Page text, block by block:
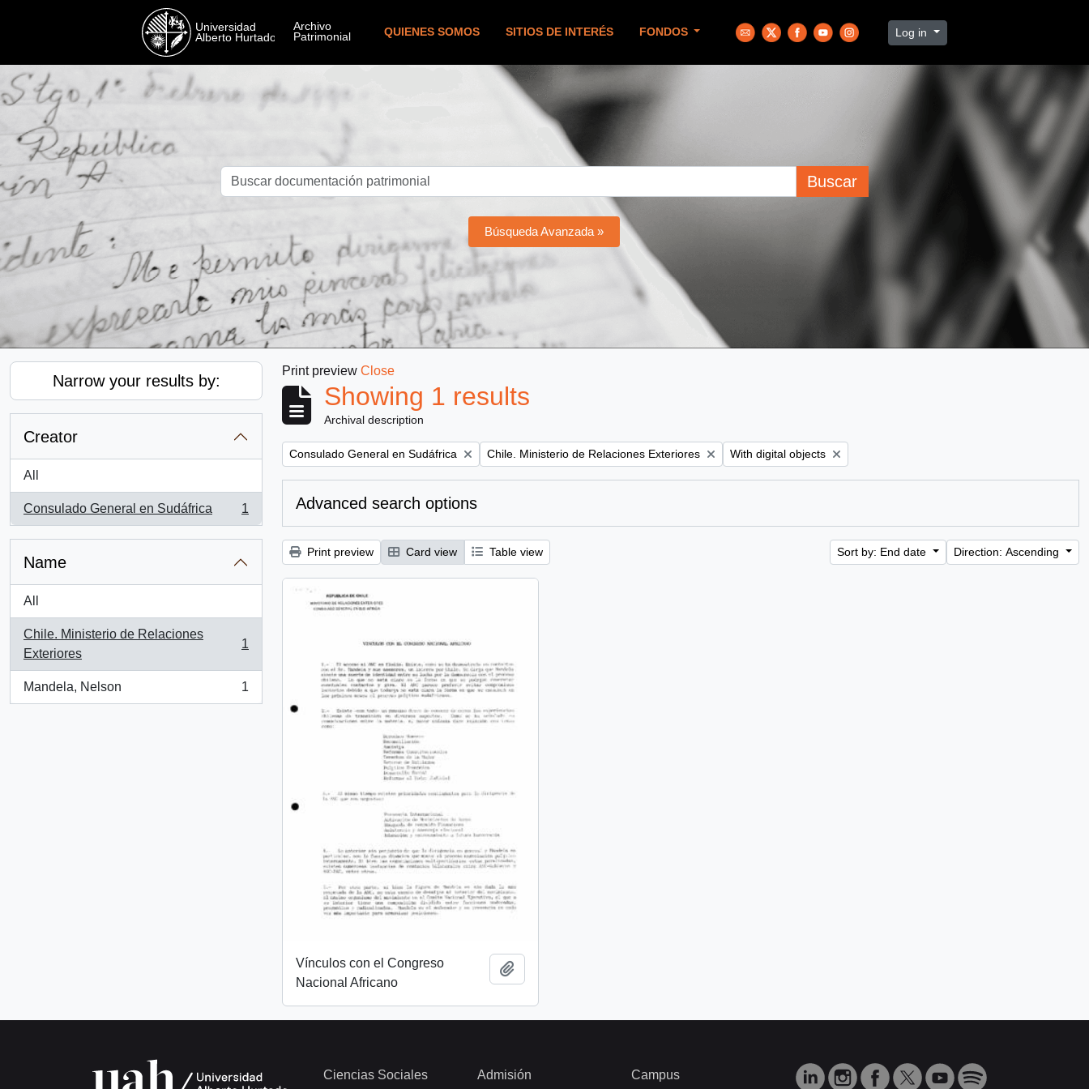
QUIENES SOMOS SITIOS DE INTERÉS FONDOS Log in
Buscar
Búsqueda Avanzada »
Narrow your results by:
Creator
All
Consulado General en Sudáfrica
, 1 results
1
Name
All
Chile. Ministerio de Relaciones
Exteriores
, 1 results
1
Mandela, Nelson
, 1 results
1
Print preview Close
Showing 1 results
Archival description
Remove filter:
Consulado General en Sudáfrica Remove filter:
Chile. Ministerio de Relaciones Exteriores Remove filter:
With digital objects
Advanced search options
Print preview Card view Table view Sort by: End date Direction: Ascending
Vínculos con el Congreso
Nacional Africano
Ciencias Sociales Admisión Campus